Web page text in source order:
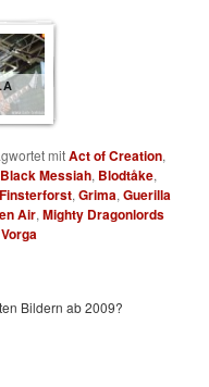
mitAct of Creation,
Black Messiah, Blodtåke,
Finsterforst,Grima,Guerilla
Air,Mighty Dragonlords
Vorga
Bildern ab 2009?